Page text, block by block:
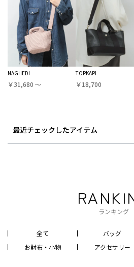
NAGHEDI
￥31,680 〜
TOPKAPI
￥18,700
最近チェックしたアイテム
ランキング
全て バッグ
お財布・小物
アクセサリー